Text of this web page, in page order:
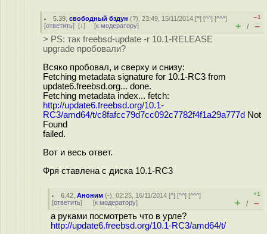
5.39 ,свободный бздун (?), 23:49, 15/11/2014 [^] [^^] [^^^]
[ответить] [↓] [к модератору]
–1
+ / –
> PS: так freebsd-update -r 10.1-RELEASE
upgrade пробовали?
Всяко пробовал, и сверху и снизу:
Fetching metadata signature for 10.1-RC3 from
update6.freebsd.org... done.
Fetching metadata index... fetch:
http://update6.freebsd.org/10.1-
RC3/amd64/t/c8fafcc79d7cc092c7782f4f1a29a777d Not
Found
failed.
Вот и весь ответ.
Фря ставлена с диска 10.1-RC3
6.42 ,Аноним (-), 02:25, 16/11/2014 [^] [^^] [^^^]
[ответить] [к модератору]
+1
+ / –
а руками посмотреть что в урле?
http://update6.freebsd.org/10.1-RC3/amd64/t/